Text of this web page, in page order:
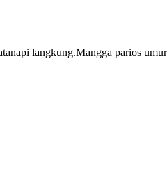
langkung.Mangga parios